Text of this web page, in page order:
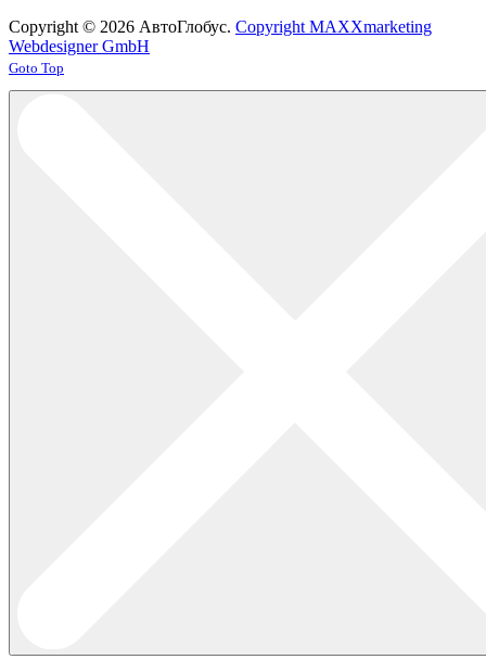
Copyright © 2026 АвтоГлобус. Copyright MAXXmarketing
Webdesigner GmbH
Joomla! 3 Templates
Goto Top